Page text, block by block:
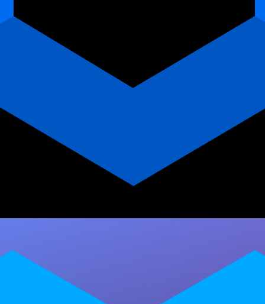
Guia Essencial para Coaches
de Transformação
Domine os principais termos de personal